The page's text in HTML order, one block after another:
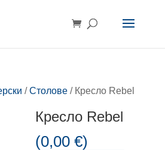
/Столове/ Кресло Rebel
Кресло Rebel
(0,00€)